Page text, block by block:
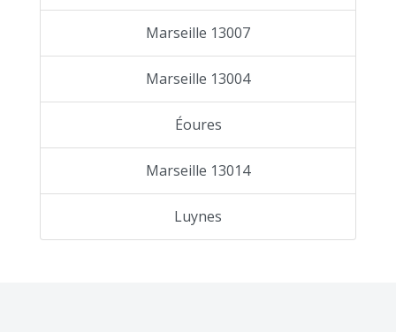
Marseille 13007
Marseille 13004
Éoures
Marseille 13014
Luynes